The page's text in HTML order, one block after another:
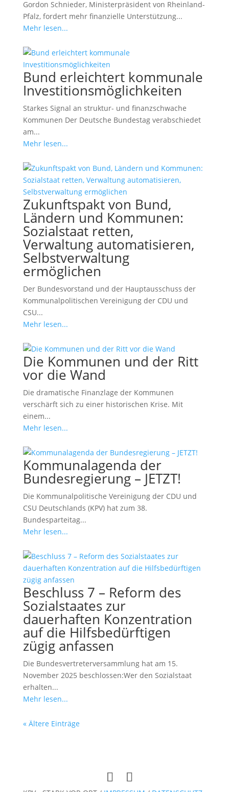
Gordon Schnieder, Ministerpräsident von Rheinland-
Pfalz, fordert mehr finanzielle Unterstützung...
Mehr lesen...
Bund erleichtert kommunale
Investitionsmöglichkeiten
Starkes Signal an struktur- und finanzschwache
Kommunen Der Deutsche Bundestag verabschiedet
am...
Mehr lesen...
Zukunftspakt von Bund,
Ländern und Kommunen:
Sozialstaat retten,
Verwaltung automatisieren,
Selbstverwaltung
ermöglichen
Der Bundesvorstand und der Hauptausschuss der
Kommunalpolitischen Vereinigung der CDU und
CSU...
Mehr lesen...
Die Kommunen und der Ritt
vor die Wand
Die dramatische Finanzlage der Kommunen
verschärft sich zu einer historischen Krise. Mit
einem...
Mehr lesen...
Kommunalagenda der
Bundesregierung – JETZT!
Die Kommunalpolitische Vereinigung der CDU und
CSU Deutschlands (KPV) hat zum 38.
Bundesparteitag...
Mehr lesen...
Beschluss 7 – Reform des
Sozialstaates zur
dauerhaften Konzentration
auf die Hilfsbedürftigen
zügig anfassen
Die Bundesvertreterversammlung hat am 15.
November 2025 beschlossen:Wer den Sozialstaat
erhalten...
Mehr lesen...
« Ältere Einträge